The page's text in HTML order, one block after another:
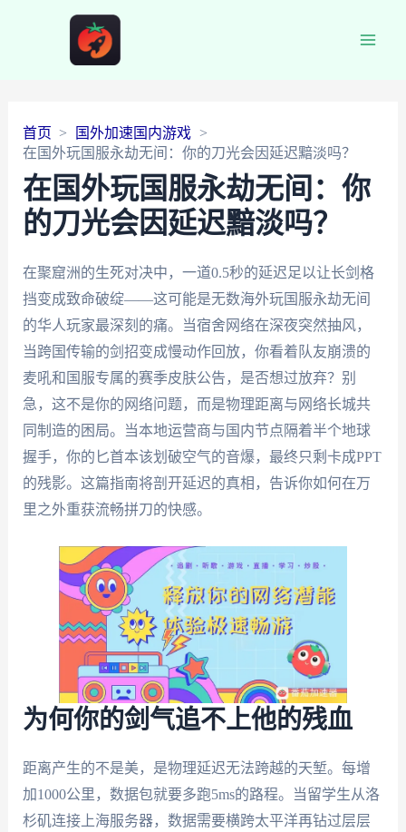
首页
国外加速国内游戏
在国外玩国服永劫无间：你的刀光会因延迟黯淡吗？
在国外玩国服永劫无间：你
的刀光会因延迟黯淡吗？
在聚窟洲的生死对决中，一道0.5秒的延迟足以让长剑格
挡变成致命破绽——这可能是无数海外玩国服永劫无间
的华人玩家最深刻的痛。当宿舍网络在深夜突然抽风，
当跨国传输的剑招变成慢动作回放，你看着队友崩溃的
麦吼和国服专属的赛季皮肤公告，是否想过放弃？别
急，这不是你的网络问题，而是物理距离与网络长城共
同制造的困局。当本地运营商与国内节点隔着半个地球
握手，你的匕首本该划破空气的音爆，最终只剩卡成PPT
的残影。这篇指南将剖开延迟的真相，告诉你如何在万
里之外重获流畅拼刀的快感。
为何你的剑气追不上他的残血
距离产生的不是美，是物理延迟无法跨越的天堑。每增
加1000公里，数据包就要多跑5ms的路程。当留学生从洛
杉矶连接上海服务器，数据需要横跨太平洋再钻过层层